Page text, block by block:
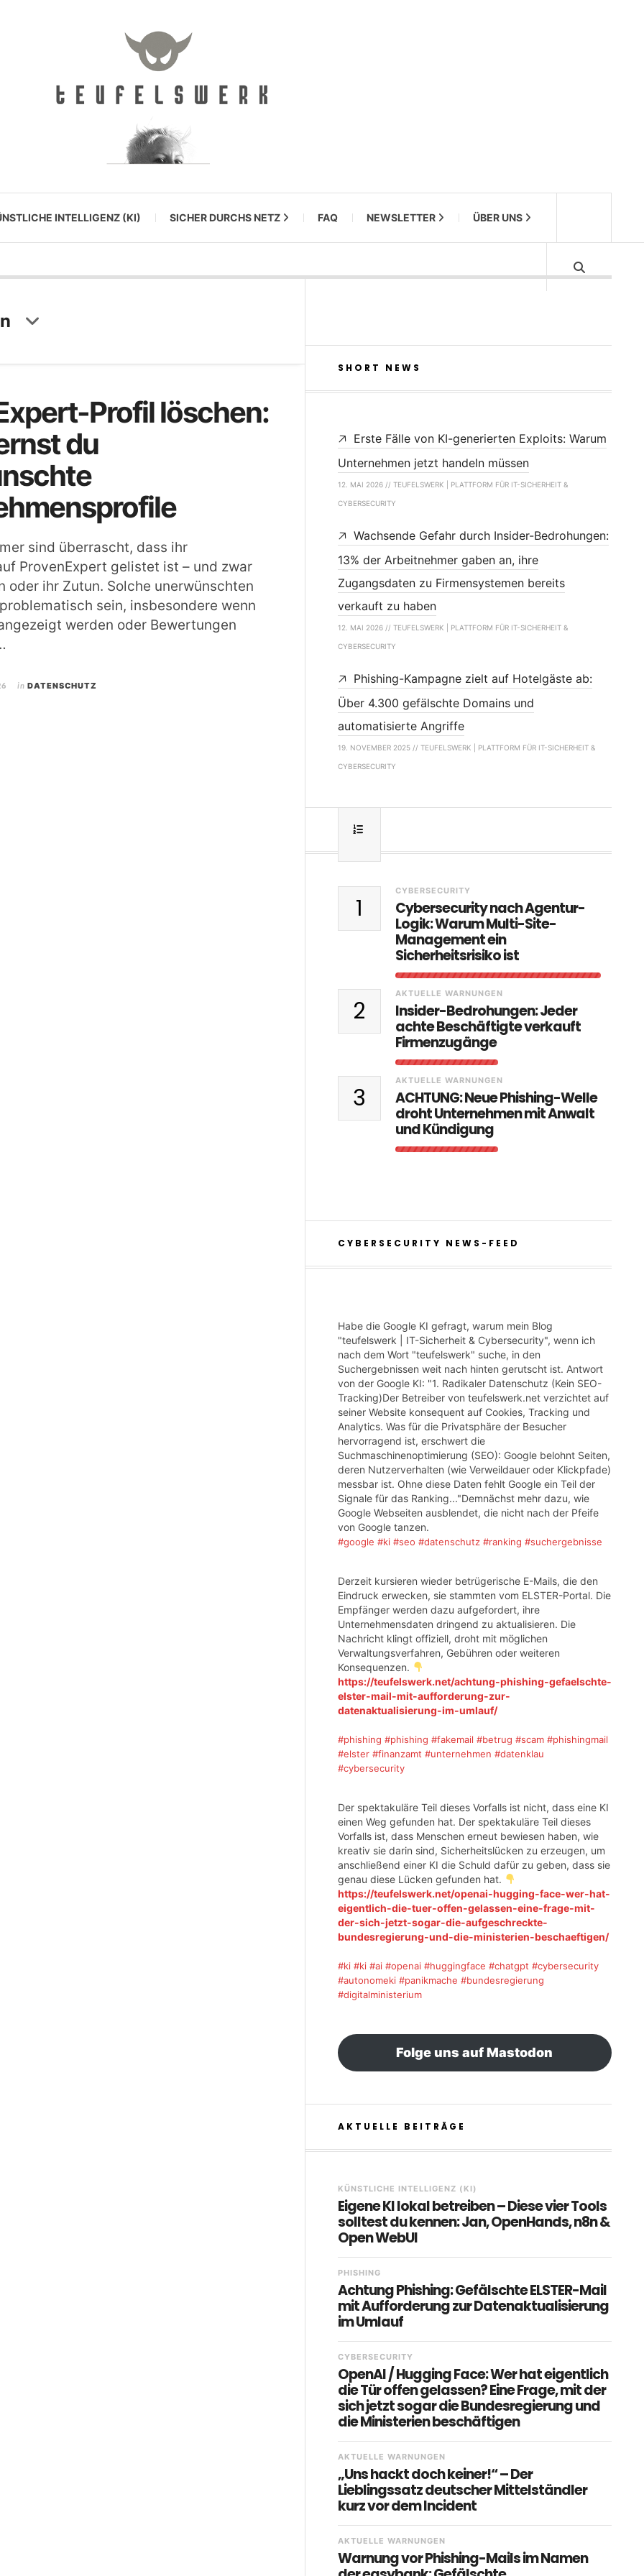
INTELLIGENZ (KI) SICHER DURCHS NETZ FAQ NEWSLETTER ÜBER UNS
Profil löschen:
du
sind überrascht, dass ihr
ProvenExpert gelistet ist – und zwar
oder ihr Zutun. Solche unerwünschten
sein, insbesondere wenn
werden oder Bewertungen
in DATENSCHUTZ
SHORT NEWS
Erste Fälle von KI-generierten Exploits: Warum
Unternehmen jetzt handeln müssen
12. MAI 2026 // TEUFELSWERK | PLATTFORM FÜR IT-SICHERHEIT &
CYBERSECURITY
Wachsende Gefahr durch Insider-Bedrohungen:
13% der Arbeitnehmer gaben an, ihre
Zugangsdaten zu Firmensystemen bereits
verkauft zu haben
12. MAI 2026 // TEUFELSWERK | PLATTFORM FÜR IT-SICHERHEIT &
CYBERSECURITY
Phishing-Kampagne zielt auf Hotelgäste ab:
Über 4.300 gefälschte Domains und
automatisierte Angriffe
19. NOVEMBER 2025 // TEUFELSWERK | PLATTFORM FÜR IT-SICHERHEIT &
CYBERSECURITY
1
CYBERSECURITY
Cybersecurity nach Agentur-
Logik: Warum Multi-Site-
Management ein
Sicherheitsrisiko ist
2
AKTUELLE WARNUNGEN
Insider-Bedrohungen: Jeder
achte Beschäftigte verkauft
Firmenzugänge
3
AKTUELLE WARNUNGEN
ACHTUNG: Neue Phishing-Welle
droht Unternehmen mit Anwalt
und Kündigung
CYBERSECURITY NEWS-FEED
Habe die Google KI gefragt, warum mein Blog
"teufelswerk | IT-Sicherheit & Cybersecurity", wenn ich
nach dem Wort "teufelswerk" suche, in den
Suchergebnissen weit nach hinten gerutscht ist. Antwort
von der Google KI: "1. Radikaler Datenschutz (Kein SEO-
Tracking)Der Betreiber von teufelswerk.net verzichtet auf
seiner Website konsequent auf Cookies, Tracking und
Analytics. Was für die Privatsphäre der Besucher
hervorragend ist, erschwert die
Suchmaschinenoptimierung (SEO): Google belohnt Seiten,
deren Nutzerverhalten (wie Verweildauer oder Klickpfade)
messbar ist. Ohne diese Daten fehlt Google ein Teil der
Signale für das Ranking..."Demnächst mehr dazu, wie
Google Webseiten ausblendet, die nicht nach der Pfeife
von Google tanzen.
#google #ki #seo #datenschutz #ranking #suchergebnisse
Derzeit kursieren wieder betrügerische E-Mails, die den
Eindruck erwecken, sie stammten vom ELSTER-Portal. Die
Empfänger werden dazu aufgefordert, ihre
Unternehmensdaten dringend zu aktualisieren. Die
Nachricht klingt offiziell, droht mit möglichen
Verwaltungsverfahren, Gebühren oder weiteren
Konsequenzen.
https://teufelswerk.net/achtung-phishing-gefaelschte-
elster-mail-mit-aufforderung-zur-
datenaktualisierung-im-umlauf/
#phishing #phishing #fakemail #betrug #scam #phishingmail
#elster #finanzamt #unternehmen #datenklau
#cybersecurity
Der spektakuläre Teil dieses Vorfalls ist nicht, dass eine KI
einen Weg gefunden hat. Der spektakuläre Teil dieses
Vorfalls ist, dass Menschen erneut bewiesen haben, wie
kreativ sie darin sind, Sicherheitslücken zu erzeugen, um
anschließend einer KI die Schuld dafür zu geben, dass sie
genau diese Lücken gefunden hat.
https://teufelswerk.net/openai-hugging-face-wer-hat-
eigentlich-die-tuer-offen-gelassen-eine-frage-mit-
der-sich-jetzt-sogar-die-aufgeschreckte-
bundesregierung-und-die-ministerien-beschaeftigen/
#ki #ki #ai #openai #huggingface #chatgpt #cybersecurity
#autonomeki #panikmache #bundesregierung
#digitalministerium
Folge uns auf Mastodon
AKTUELLE BEITRÄGE
KÜNSTLICHE INTELLIGENZ (KI)
Eigene KI lokal betreiben – Diese vier Tools
solltest du kennen: Jan, OpenHands, n8n &
Open WebUI
PHISHING
Achtung Phishing: Gefälschte ELSTER-Mail
mit Aufforderung zur Datenaktualisierung
im Umlauf
CYBERSECURITY
OpenAI / Hugging Face: Wer hat eigentlich
die Tür offen gelassen? Eine Frage, mit der
sich jetzt sogar die Bundesregierung und
die Ministerien beschäftigen
AKTUELLE WARNUNGEN
„Uns hackt doch keiner!“ – Der
Lieblingssatz deutscher Mittelständler
kurz vor dem Incident
AKTUELLE WARNUNGEN
Warnung vor Phishing-Mails im Namen